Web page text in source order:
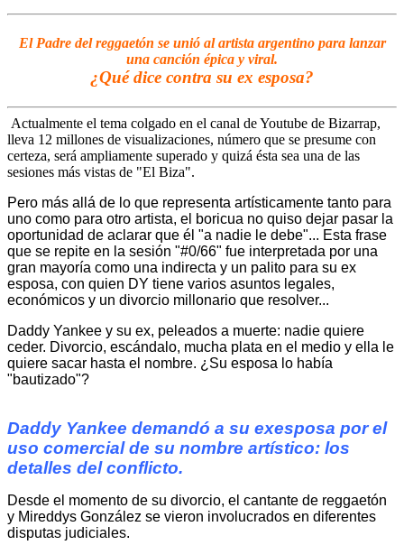
El Padre del reggaetón se unió al artista argentino para lanzar
una canción épica y viral.
¿Qué dice contra su ex esposa?
Actualmente el tema colgado en el canal de Youtube de Bizarrap,
lleva 12 millones de visualizaciones, número que se presume con
certeza, será ampliamente superado y quizá ésta sea una de las
sesiones más vistas de "El Biza".
Pero más allá de lo que representa artísticamente tanto para
uno como para otro artista, el boricua no quiso dejar pasar la
oportunidad de aclarar que él "a nadie le debe"... Esta frase
que se repite en la sesión "#0/66" fue interpretada por una
gran mayoría como una indirecta y un palito para su ex
esposa, con quien DY tiene varios asuntos legales,
económicos y un divorcio millonario que resolver...
Daddy Yankee y su ex, peleados a muerte: nadie quiere
ceder. Divorcio, escándalo, mucha plata en el medio y ella le
quiere sacar hasta el nombre. ¿Su esposa lo había
"bautizado"?
Daddy Yankee demandó a su exesposa por el
uso comercial de su nombre artístico: los
detalles del conflicto.
Desde el momento de su divorcio, el cantante de reggaetón
y Mireddys González se vieron involucrados en diferentes
disputas judiciales.